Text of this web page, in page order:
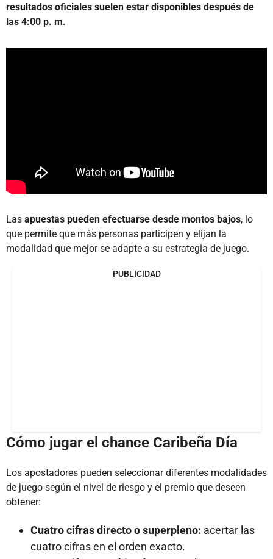
resultados oficiales suelen estar disponibles después de
las 4:00 p. m.
Las apuestas pueden efectuarse desde montos bajos, lo
que permite que más personas participen y elijan la
modalidad que mejor se adapte a su estrategia de juego.
PUBLICIDAD
Cómo jugar el chance Caribeña Día
Los apostadores pueden seleccionar diferentes modalidades
de juego según el nivel de riesgo y el premio que deseen
obtener:
Cuatro cifras directo o superpleno: acertar las
cuatro cifras en el orden exacto.